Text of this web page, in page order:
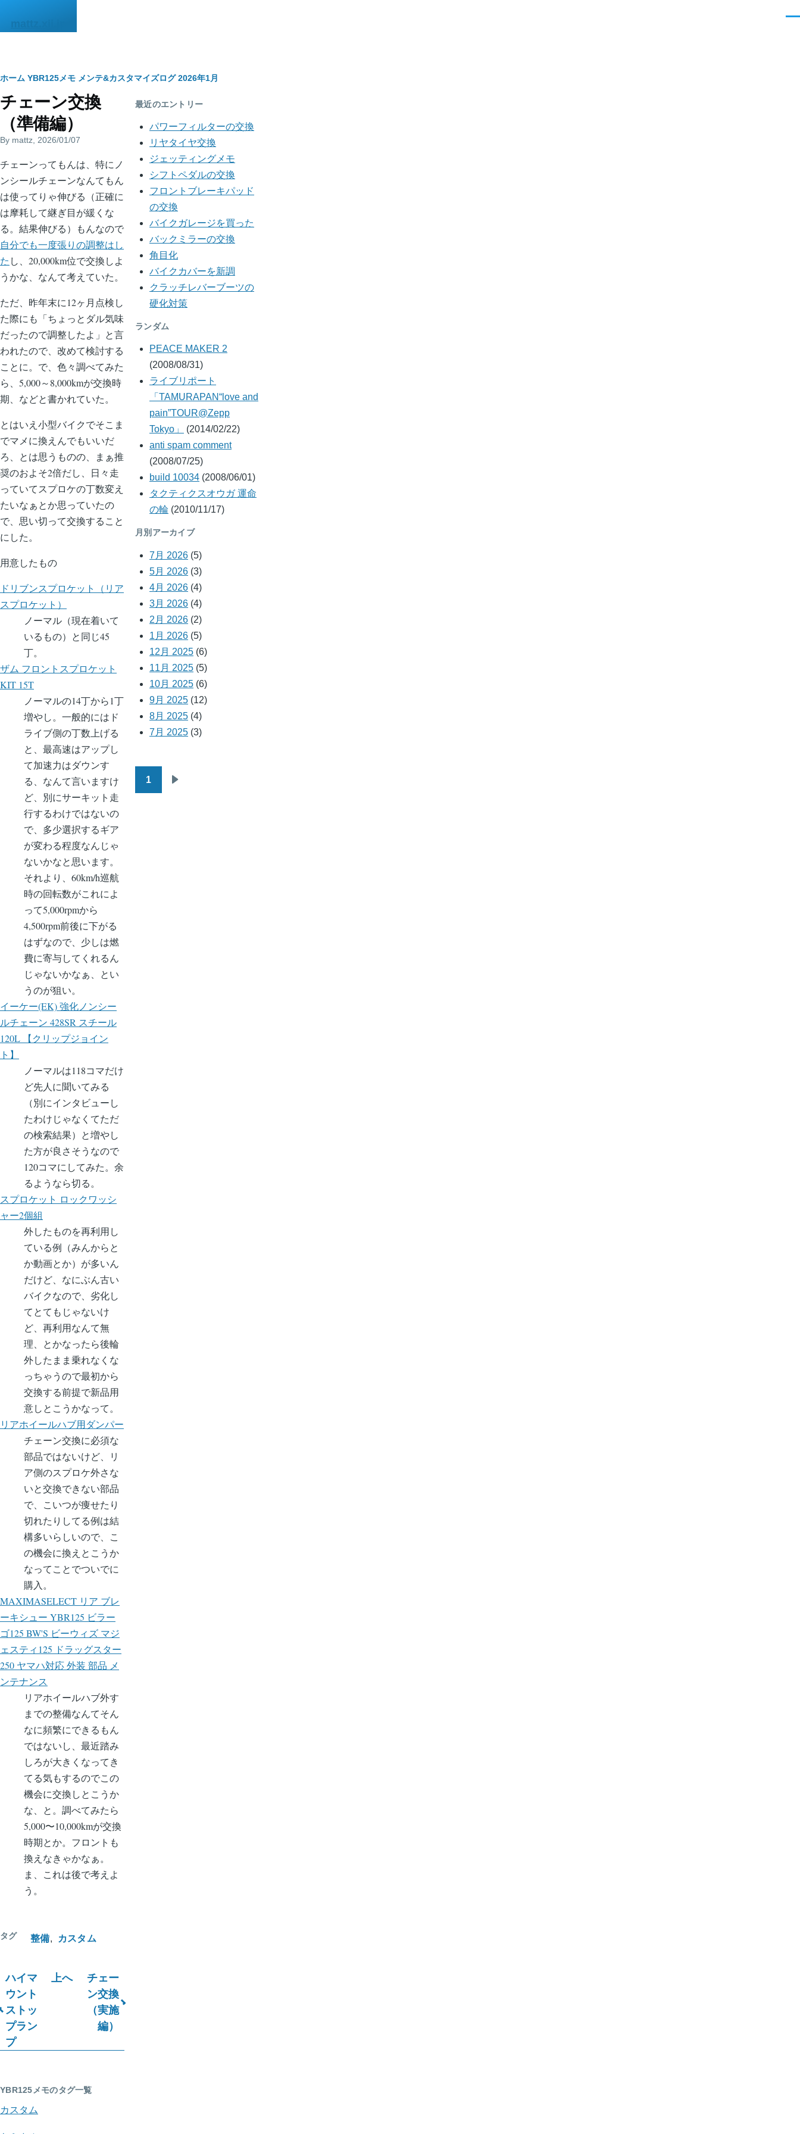
mattz.xii.jp
パ
ン
く
ず
ホーム YBR125メモ メンテ&カスタマイズログ 2026年1月
チェーン交換
（準備編）
By mattz , 2026/01/07
body
チェーンってもんは、特にノ
ンシールチェーンなんてもん
は使ってりゃ伸びる（正確に
は摩耗して継ぎ目が緩くな
る。結果伸びる）もんなので
自分でも一度張りの調整はし
た し、20,000km位で交換しよ
うかな、なんて考えていた。
ただ、昨年末に12ヶ月点検し
た際にも「ちょっとダル気味
だったので調整したよ」と言
われたので、改めて検討する
ことに。で、色々調べてみた
ら、5,000～8,000kmが交換時
期、などと書かれていた。
とはいえ小型バイクでそこま
でマメに換えんでもいいだ
ろ、とは思うものの、まぁ推
奨のおよそ2倍だし、日々走
っていてスプロケの丁数変え
たいなぁとか思っていたの
で、思い切って交換すること
にした。
用意したもの
ドリブンスプロケット（リア
スプロケット）
ノーマル（現在着いて
いるもの）と同じ45
丁。
ザム フロントスプロケット
KIT 15T
ノーマルの14丁から1丁
増やし。一般的にはド
ライブ側の丁数上げる
と、最高速はアップし
て加速力はダウンす
る、なんて言いますけ
ど、別にサーキット走
行するわけではないの
で、多少選択するギア
が変わる程度なんじゃ
ないかなと思います。
それより、60km/h巡航
時の回転数がこれによ
って5,000rpmから
4,500rpm前後に下がる
はずなので、少しは燃
費に寄与してくれるん
じゃないかなぁ、とい
うのが狙い。
イーケー(EK) 強化ノンシー
ルチェーン 428SR スチール
120L 【クリップジョイン
ト】
ノーマルは118コマだけ
ど先人に聞いてみる
（別にインタビューし
たわけじゃなくてただ
の検索結果）と増やし
た方が良さそうなので
120コマにしてみた。余
るようなら切る。
スプロケット ロックワッシ
ャー2個組
外したものを再利用し
ている例（みんからと
か動画とか）が多いん
だけど、なにぶん古い
バイクなので、劣化し
てとてもじゃないけ
ど、再利用なんて無
理、とかなったら後輪
外したまま乗れなくな
っちゃうので最初から
交換する前提で新品用
意しとこうかなって。
リアホイールハブ用ダンパー
チェーン交換に必須な
部品ではないけど、リ
ア側のスプロケ外さな
いと交換できない部品
で、こいつが痩せたり
切れたりしてる例は結
構多いらしいので、こ
の機会に換えとこうか
なってことでついでに
購入。
MAXIMASELECT リア ブレ
ーキシュー YBR125 ビラー
ゴ125 BW'S ビーウィズ マジ
ェスティ125 ドラッグスター
250 ヤマハ対応 外装 部品 メ
ンテナンス
リアホイールハブ外す
までの整備なんてそん
なに頻繁にできるもん
ではないし、最近踏み
しろが大きくなってき
てる気もするのでこの
機会に交換しとこうか
な、と。調べてみたら
5,000〜10,000kmが交換
時期とか。フロントも
換えなきゃかなぁ。
ま、これは後で考えよ
う。
タグ 整備 カスタム
ブ
ッ
ク
横
ハイマ
ウント
ストッ
プラン
プ
上へ
チェー
ン交換
（実施
編）
YBR125メモのタグ一覧
カスタム
最近のエントリー
パワーフィルターの交換
リヤタイヤ交換
ジェッティングメモ
シフトペダルの交換
フロントブレーキパッド
の交換
バイクガレージを買った
バックミラーの交換
角目化
バイクカバーを新調
クラッチレバーブーツの
硬化対策
ランダム
PEACE MAKER 2
(2008/08/31)
ライブリポート
「TAMURAPAN“love and
pain”TOUR@Zepp
Tokyo」
(2014/02/22)
anti spam comment
(2008/07/25)
build 10034 (2008/06/01)
タクティクスオウガ 運命
の輪 (2010/11/17)
月別アーカイブ
7月 2026 (5)
5月 2026 (3)
4月 2026 (4)
3月 2026 (4)
2月 2026 (2)
1月 2026 (5)
12月 2025 (6)
11月 2025 (5)
10月 2025 (6)
9月 2025 (12)
8月 2025 (4)
7月 2025 (3)
1